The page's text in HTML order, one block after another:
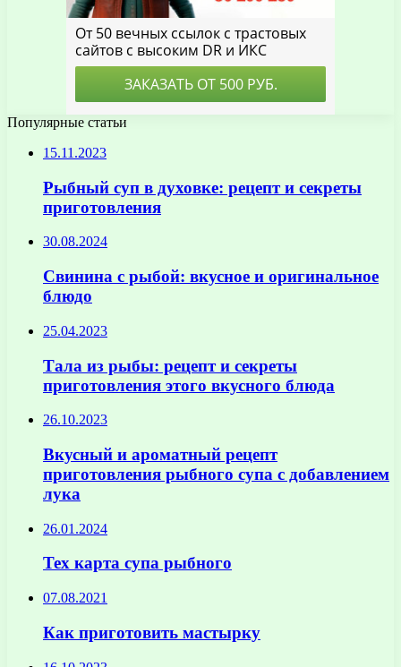
Популярные статьи
15.11.2023
Рыбный суп в духовке: рецепт и секреты
приготовления
30.08.2024
Свинина с рыбой: вкусное и оригинальное
блюдо
25.04.2023
Тала из рыбы: рецепт и секреты
приготовления этого вкусного блюда
26.10.2023
Вкусный и ароматный рецепт
приготовления рыбного супа с добавлением
лука
26.01.2024
Тех карта супа рыбного
07.08.2021
Как приготовить мастырку